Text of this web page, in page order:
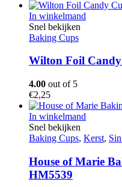
In winkelmand
Snel bekijken
Baking Cups
Wilton Foil
4.00 out of 5
€2,25
In winkelmand
Snel bekijken
Baking Cups, Kerst,
House of Marie
HM5539